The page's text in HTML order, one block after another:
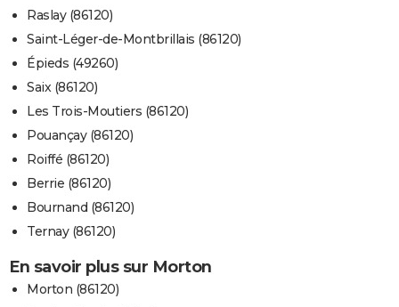
Raslay (86120)
Saint-Léger-de-Montbrillais (86120)
Épieds (49260)
Saix (86120)
Les Trois-Moutiers (86120)
Pouançay (86120)
Roiffé (86120)
Berrie (86120)
Bournand (86120)
Ternay (86120)
En savoir plus sur Morton
Morton (86120)